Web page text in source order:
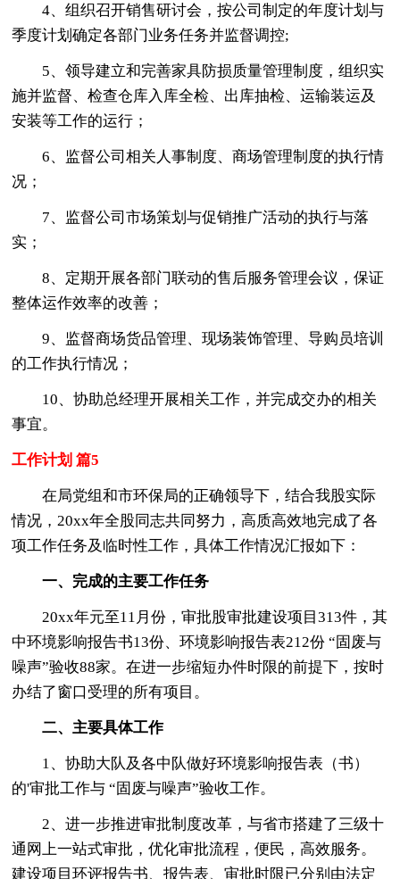
4、组织召开销售研讨会，按公司制定的年度计划与
季度计划确定各部门业务任务并监督调控;
5、领导建立和完善家具防损质量管理制度，组织实
施并监督、检查仓库入库全检、出库抽检、运输装运及
安装等工作的运行；
6、监督公司相关人事制度、商场管理制度的执行情
况；
7、监督公司市场策划与促销推广活动的执行与落
实；
8、定期开展各部门联动的售后服务管理会议，保证
整体运作效率的改善；
9、监督商场货品管理、现场装饰管理、导购员培训
的工作执行情况；
10、协助总经理开展相关工作，并完成交办的相关
事宜。
工作计划 篇5
在局党组和市环保局的正确领导下，结合我股实际
情况，20xx年全股同志共同努力，高质高效地完成了各
项工作任务及临时性工作，具体工作情况汇报如下：
一、完成的主要工作任务
20xx年元至11月份，审批股审批建设项目313件，其
中环境影响报告书13份、环境影响报告表212份 “固废与
噪声”验收88家。在进一步缩短办件时限的前提下，按时
办结了窗口受理的所有项目。
二、主要具体工作
1、协助大队及各中队做好环境影响报告表（书）
的'审批工作与 “固废与噪声”验收工作。
2、进一步推进审批制度改革，与省市搭建了三级十
通网上一站式审批，优化审批流程，便民，高效服务。
建设项目环评报告书、报告表、审批时限已分别由法定